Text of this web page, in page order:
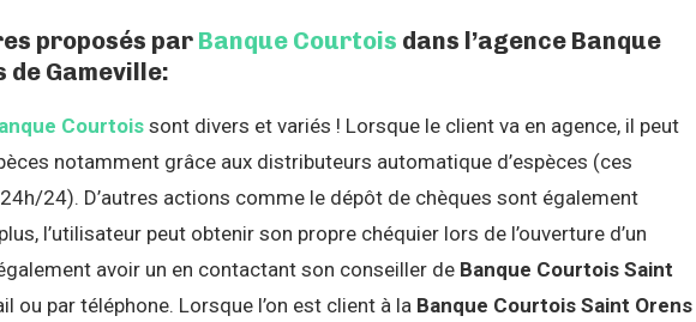
proposés par Banque Courtois dans l’agence Banque
de Gameville:
Courtois sont divers et variés ! Lorsque le client va en agence, il peut
notamment grâce aux distributeurs automatique d’espèces (ces
24). D’autres actions comme le dépôt de chèques sont également
l’utilisateur peut obtenir son propre chéquier lors de l’ouverture d’un
avoir un en contactant son conseiller de Banque Courtois Saint
ou par téléphone. Lorsque l’on est client à la Banque Courtois Saint Orens